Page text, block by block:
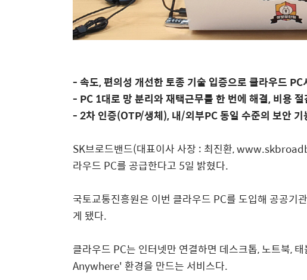
-속도,편의성 개선한토종 기술 입증으로 클라우드 PC
- PC 1대로 망 분리와 재택근무를 한 번에 해결,비용
- 2차 인증(OTP/생체),내/외부PC동일 수준의 보안
SK브로드밴드(대표이사 사장 : 최진환,
라우드 PC를 공급한다고 5일 밝혔다.
국토교통진흥원은 이번 클라우드 PC를 도입해 공공기
게 됐다.
클라우드 PC는 인터넷만 연결하면 데스크톱,노트북,태
Anywhere' 환경을 만드는 서비스다.